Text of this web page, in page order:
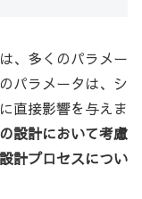
、多くのパラメー
パラメータは、シ
直接影響を与えま
設計において考慮
計プロセスについ